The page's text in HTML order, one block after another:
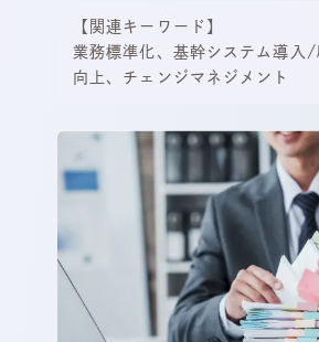
【関連キーワード】
業務標準化、基幹システム導入/
向上、チェンジマネジメント